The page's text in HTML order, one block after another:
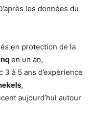
les données du
en protection de la
en un an,
à 5 ans d’expérience
,
aujourd’hui autour